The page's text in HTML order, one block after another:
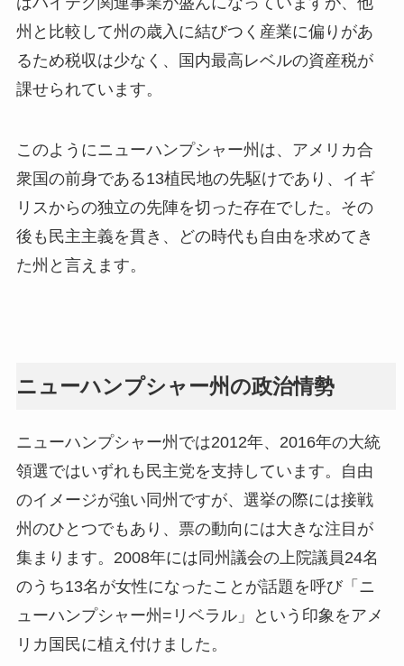
州と比較して州の歳入に結びつく産業に偏りがあ
るため税収は少なく、国内最高レベルの資産税が
課せられています。
このようにニューハンプシャー州は、アメリカ合
衆国の前身である13植民地の先駆けであり、イギ
リスからの独立の先陣を切った存在でした。その
後も民主主義を貫き、どの時代も自由を求めてき
た州と言えます。
ニューハンプシャー州の政治情勢
ニューハンプシャー州では2012年、2016年の大統
領選ではいずれも民主党を支持しています。自由
のイメージが強い同州ですが、選挙の際には接戦
州のひとつでもあり、票の動向には大きな注目が
集まります。2008年には同州議会の上院議員24名
のうち13名が女性になったことが話題を呼び「ニ
ューハンプシャー州=リベラル」という印象をアメ
リカ国民に植え付けました。